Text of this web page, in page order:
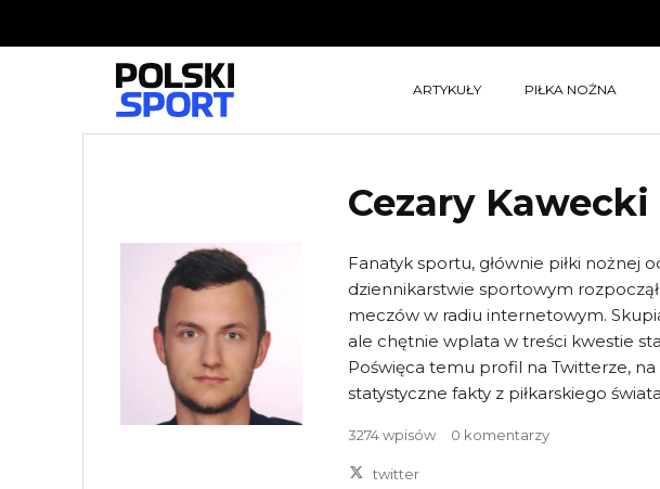
ARTYKUŁY PIŁKA NOŻNA
Cezary Kawecki
Fanatyk sportu, głównie piłki nożnej
dziennikarstwie sportowym
meczów w radiu internetowym.
ale chętnie wplata w treści kwestie
Poświęca temu profil na Twitterze,
statystyczne fakty z piłkarskiego
3274 wpisów 0 komentarzy
twitter